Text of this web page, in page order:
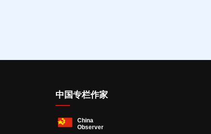
中国专栏作家